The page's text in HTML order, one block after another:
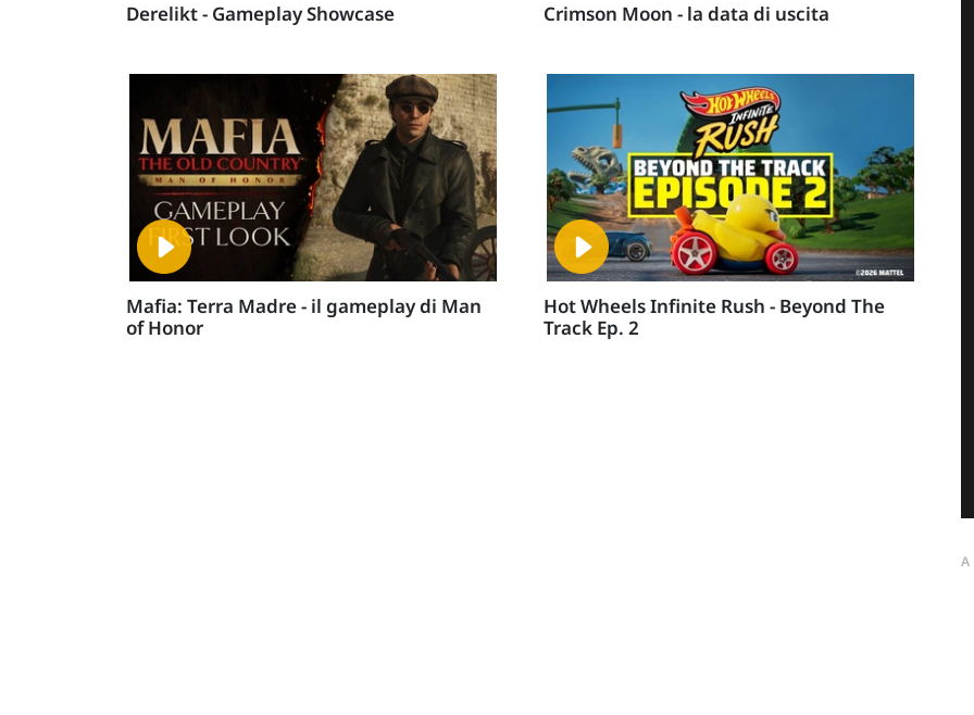
Derelikt - Gameplay Showcase Crimson Moon - la data di uscita
Mafia: Terra Madre - il gameplay di Man
of Honor
Hot Wheels Infinite Rush - Beyond The
Track Ep. 2